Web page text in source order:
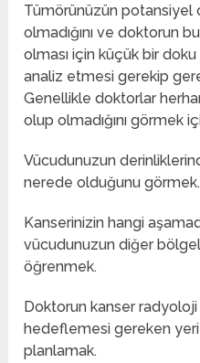
Tümörünüzün potansiyel
olmadığını ve doktorun
olması için küçük bir doku
analiz etmesi gerekip
Genellikle doktorlar
olup olmadığını görmek
Vücudunuzun
nerede olduğunu görmek.
Kanserinizin hangi
vücudunuzun diğer
öğrenmek.
Doktorun kanser radyoloji
hedeflemesi gereken
planlamak.